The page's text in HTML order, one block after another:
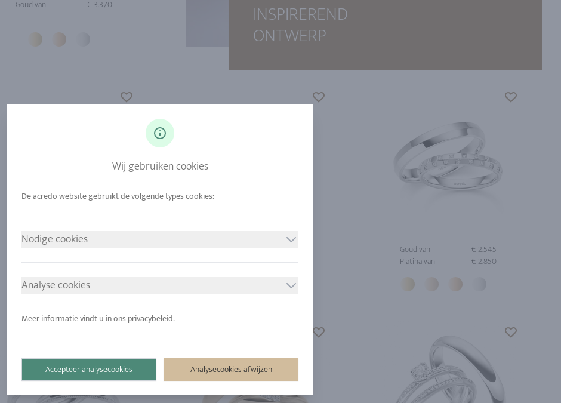
INSPIREREND
ONTWERP
Goud van € 3.370
Goud van
Platina van
€ 3.035
Platina van
€ 1.514
Goud van
€ 2.545
Platina van
€ 2.850
Wij gebruiken cookies
Nodige cookies
Analyse cookies
Meer informatie vindt u in ons privacybeleid.
Analysecookies afwijzen
Accepteer analysecookies